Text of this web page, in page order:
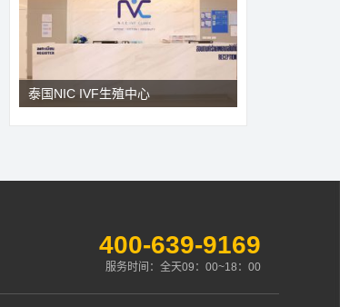
泰国NIC IVF生殖中心
400-639-9169
服务时间：全天09：00~18：00